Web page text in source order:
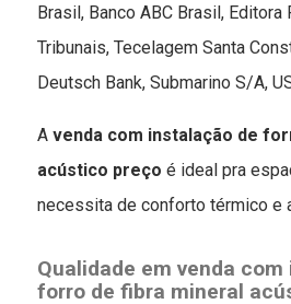
Brasil, Banco ABC Brasil, Editora
Tribunais, Tecelagem Santa
Deutsch Bank, Submarino S/A,
Avenda com instalação de
acústico preço é ideal pra
necessita de conforto térmico e
Qualidade emvenda com
forro de fibra mineral